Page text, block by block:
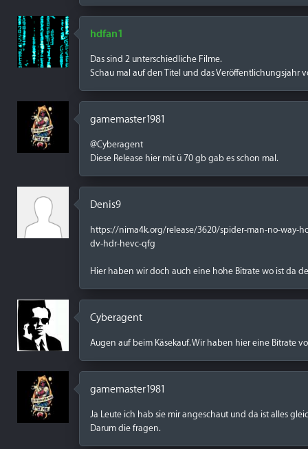
hdfan1
Das sind 2 unterschiedliche Filme.
Schau mal auf den Titel und das Veröffentlichungsjahr
gamemaster1981
@Cyberagent
Diese Release hier mit ü 70 gb gab es schon mal.
Denis9
https://nima4k.org/release/3620/spider-man-no-way-
dv-hdr-hevc-qfg
Hier haben wir doch auch eine hohe Bitrate wo ist da
Cyberagent
Augen auf beim Käsekauf. Wir haben hier eine Bitrate
gamemaster1981
Ja Leute ich hab sie mir angeschaut und da ist alles
Darum die fragen.